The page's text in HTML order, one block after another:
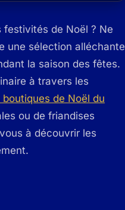
de Noël ? Ne
une sélection alléchante
la saison des fêtes.
à travers les
de Noël du
ou de friandises
à découvrir les